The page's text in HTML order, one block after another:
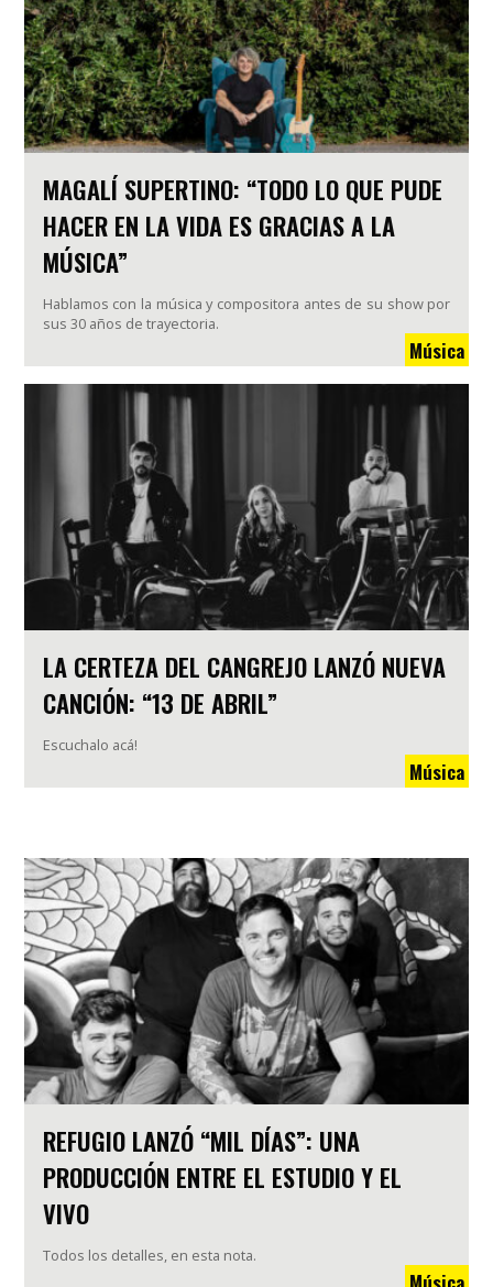
MAGALÍ SUPERTINO: “TODO LO QUE PUDE
HACER EN LA VIDA ES GRACIAS A LA
MÚSICA”
Hablamos con la música y compositora antes de su show por
sus 30 años de trayectoria.
Música
LA CERTEZA DEL CANGREJO LANZÓ NUEVA
CANCIÓN: “13 DE ABRIL”
Escuchalo acá!
Música
REFUGIO LANZÓ “MIL DÍAS”: UNA
PRODUCCIÓN ENTRE EL ESTUDIO Y EL
VIVO
Todos los detalles, en esta nota.